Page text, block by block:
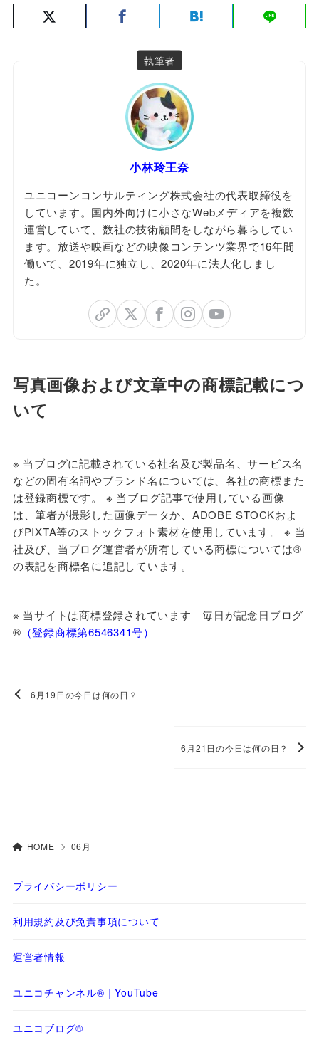
執筆者
小林玲王奈
ユニコーンコンサルティング株式会社の代表取締役を
しています。国内外向けに小さなWebメディアを複数
運営していて、数社の技術顧問をしながら暮らしてい
ます。放送や映画などの映像コンテンツ業界で16年間
働いて、2019年に独立し、2020年に法人化しまし
た。
写真画像および文章中の商標記載につ
いて
※ 当ブログに記載されている社名及び製品名、サービス名
などの固有名詞やブランド名については、各社の商標また
は登録商標です。 ※ 当ブログ記事で使用している画像
は、筆者が撮影した画像データか、ADOBE STOCKおよ
びPIXTA等のストックフォト素材を使用しています。 ※ 当
社及び、当ブログ運営者が所有している商標については®
の表記を商標名に追記しています。
※ 当サイトは商標登録されています｜毎日が記念日ブログ
®️ （登録商標第6546341号）
6月19日の今日は何の日？
6月21日の今日は何の日？
HOME 06月
プライバシーポリシー
利用規約及び免責事項について
運営者情報
ユニコチャンネル®｜YouTube
ユニコブログ®